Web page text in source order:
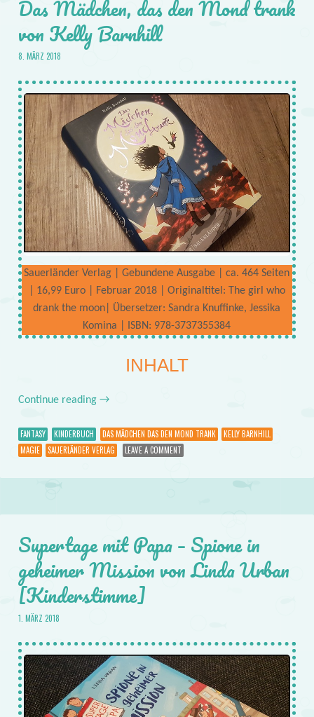
Das Mädchen, das den Mond trank
von Kelly Barnhill
8. MÄRZ 2018
Sauerländer Verlag | Gebundene Ausgabe | ca. 464 Seiten
| 16,99 Euro | Februar 2018 | Originaltitel: The girl who
drank the moon| Übersetzer: Sandra Knuffinke, Jessika
Komina | ISBN: 978-3737355384
INHALT
Continue reading →
FANTASY KINDERBUCH DAS MÄDCHEN DAS DEN MOND TRANK
KELLY BARNHILL
MAGIE
SAUERLÄNDER VERLAG LEAVE A COMMENT
Supertage mit Papa – Spione in
geheimer Mission von Linda Urban
[Kinderstimme]
1. MÄRZ 2018